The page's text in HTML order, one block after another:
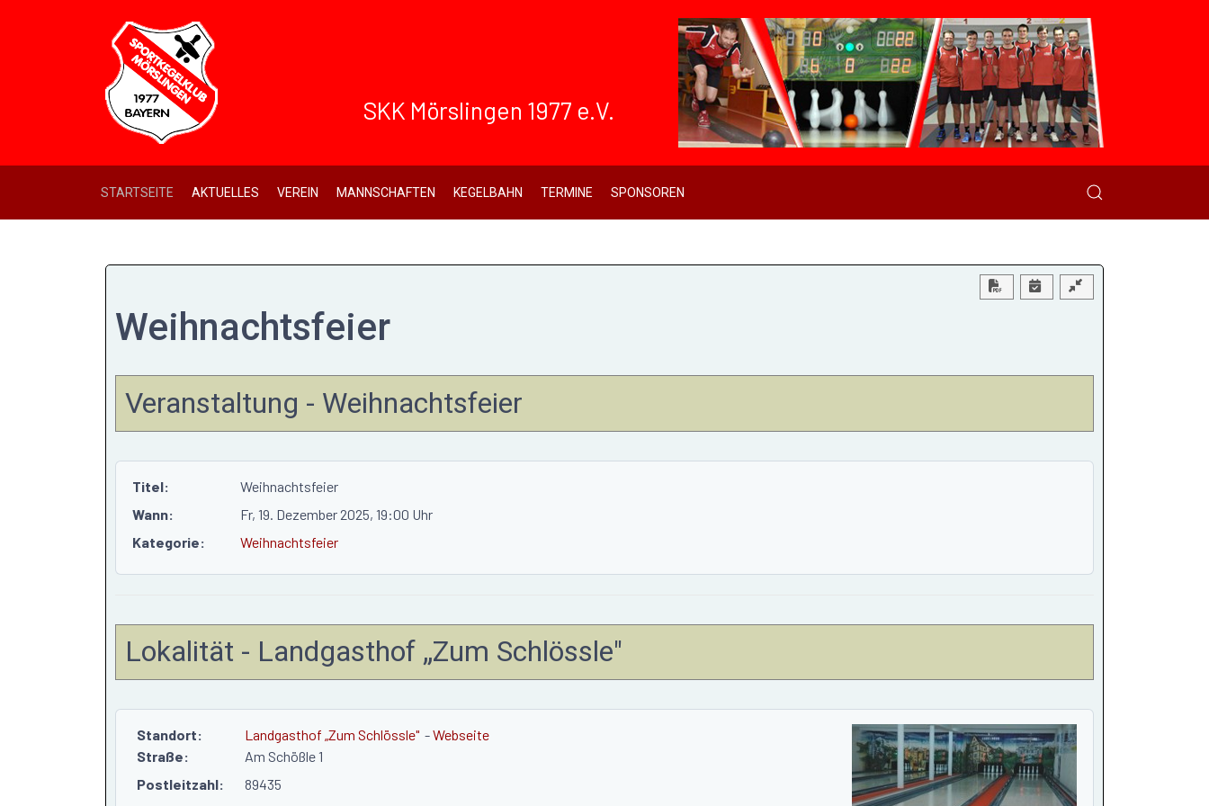
SKK Mörslingen 1977 e.V.
STARTSEITE AKTUELLES VEREIN MANNSCHAFTEN KEGELBAHN TERMINE SPONSOREN
Download PDF
Weihnachtsfeier
Veranstaltung - Weihnachtsfeier
Titel:
Weihnachtsfeier
Wann:
Fr, 19. Dezember 2025, 19:00 Uhr
Kategorie:
Weihnachtsfeier
Lokalität - Landgasthof „Zum Schlössle"
Standort: Landgasthof „Zum Schlössle"-Webseite
Straße:
Am Schößle 1
Postleitzahl:
89435